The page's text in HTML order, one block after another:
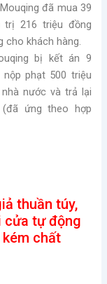
đã mua 39
216 triệu đồng
cho khách hàng.
bị kết án 9
phạt 500 triệu
nước và trả lại
ứng theo hợp
thuần túy,
cửa tự động
chất